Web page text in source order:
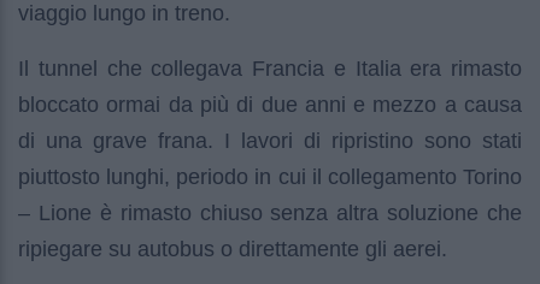
viaggio lungo in treno.
Il tunnel che collegava Francia e Italia era rimasto
bloccato ormai da più di due anni e mezzo a causa
di una grave frana. I lavori di ripristino sono stati
piuttosto lunghi, periodo in cui il collegamento Torino
– Lione è rimasto chiuso senza altra soluzione che
ripiegare su autobus o direttamente gli aerei.